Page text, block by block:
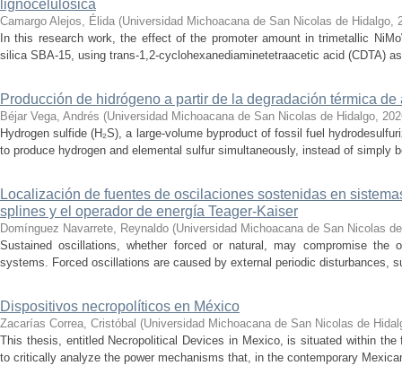
lignocelulósica
Camargo Alejos, Élida (Universidad Michoacana de San Nicolas de Hidalgo,
In this research work, the effect of the promoter amount in trimetallic
silica SBA-15, using trans-1,2-cyclohexanediaminetetraacetic acid (CDTA)
Producción de hidrógeno a partir de la degradación térmica
Béjar Vega, Andrés (Universidad Michoacana de San Nicolas de Hidalgo,
Hydrogen sulfide (H₂S), a large-volume byproduct of fossil fuel
to produce hydrogen and elemental sulfur simultaneously, instead of simply
Localización de fuentes de oscilaciones sostenidas en
splines y el operador de energía Teager-Kaiser
Domínguez Navarrete, Reynaldo (Universidad Michoacana de San Nicolas
Sustained oscillations, whether forced or natural, may compromise the
systems. Forced oscillations are caused by external periodic disturbances,
Dispositivos necropolíticos en México
Zacarías Correa, Cristóbal (Universidad Michoacana de San Nicolas de
This thesis, entitled Necropolitical Devices in Mexico, is situated within
to critically analyze the power mechanisms that, in the contemporary